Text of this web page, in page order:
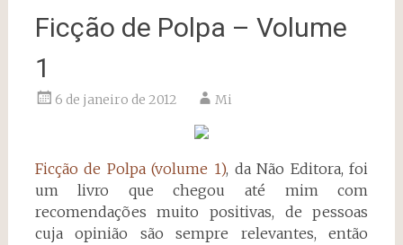
Ficção de Polpa – Volume
1
6 de janeiro de 2012 Mi
Ficção de Polpa (volume 1), da Não Editora, foi
um livro que chegou até mim com
recomendações muito positivas, de pessoas
cuja opinião são sempre relevantes, então